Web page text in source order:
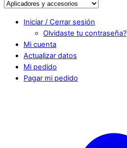
Iniciar / Cerrar sesión
Olvidaste tu contraseña?
Mi cuenta
Actualizar datos
Mi pedido
Pagar mi pedido